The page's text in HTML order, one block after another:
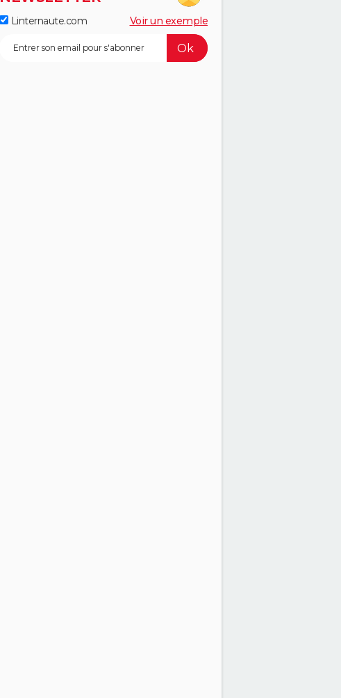
Linternaute.com Voir un exemple